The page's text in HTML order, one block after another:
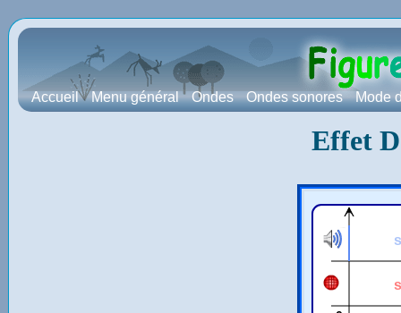
Accueil Menu général Ondes Ondes sonores Mode
Effet